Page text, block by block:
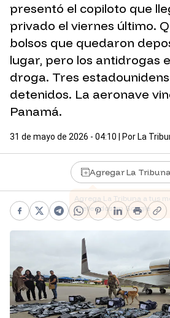
presentó el copiloto que
privado el viernes último.
bolsos que quedaron
lugar, pero los antidrogas
droga. Tres
detenidos. La aeronave
Panamá.
31 de mayo de 2026 - 04:10 | Por La
Agregar La
Facebook
X Telegram
WhatsApp
Pinterest
LinkedIn
Print